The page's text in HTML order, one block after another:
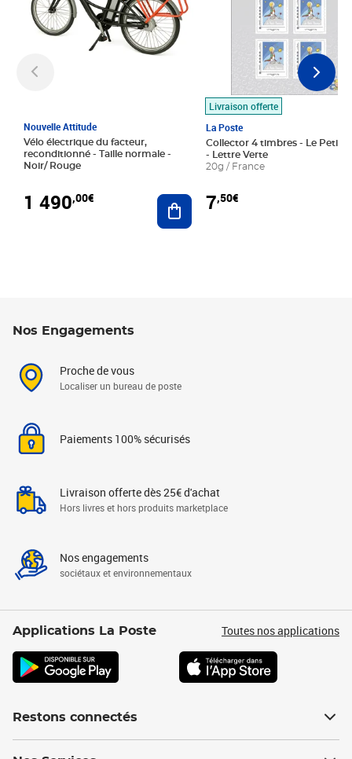
Nouvelle Attitude
Vélo électrique du facteur,
reconditionné - Taille normale -
Noir/ Rouge
1 490,00€ Ajouter au panier
Livraison offerte
La Poste
Collector 4 timbres - Le Petit
- Lettre Verte
20g / France
7,50€
Nos Engagements
Proche de vous
Localiser un bureau de poste
Paiements 100% sécurisés
Livraison offerte dès 25€ d'achat
Hors livres et hors produits marketplace
Nos engagements
sociétaux et environnementaux
Applications La Poste Toutes nos applications
Restons connectés